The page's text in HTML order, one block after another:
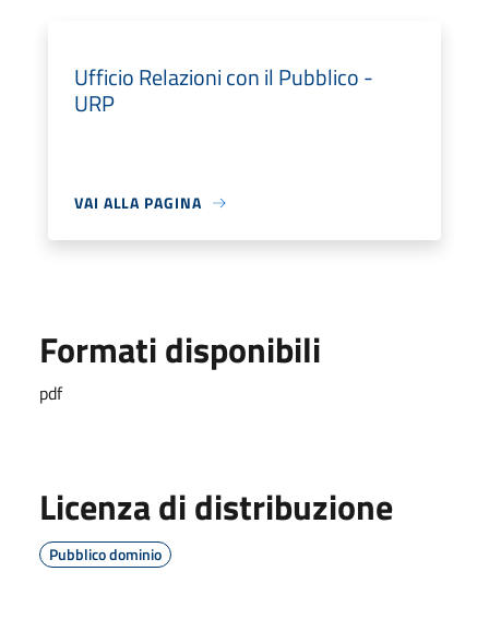
Ufficio Relazioni con il Pubblico -
URP
VAI ALLA PAGINA
Formati disponibili
pdf
Licenza di distribuzione
Pubblico dominio